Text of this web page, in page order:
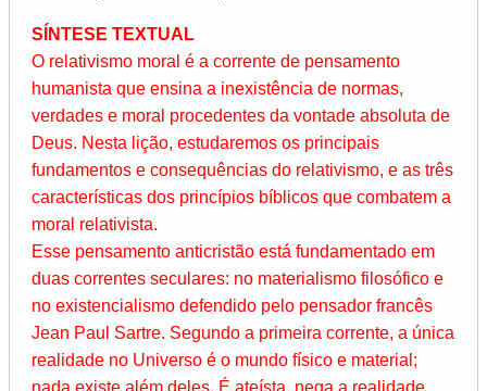
SÍNTESE TEXTUAL
O relativismo moral é a corrente de pensamento
humanista que ensina a inexistência de normas,
verdades e moral procedentes da vontade absoluta de
Deus. Nesta lição, estudaremos os principais
fundamentos e consequências do relativismo, e as três
características dos princípios bíblicos que combatem a
moral relativista.
Esse pensamento anticristão está fundamentado em
duas correntes seculares: no materialismo filosófico e
no existencialismo defendido pelo pensador francês
Jean Paul Sartre. Segundo a primeira corrente, a única
realidade no Universo é o mundo físico e material;
nada existe além deles. É ateísta, nega a realidade